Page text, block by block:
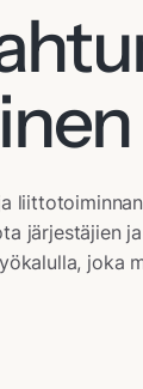
järjestäjien
joka